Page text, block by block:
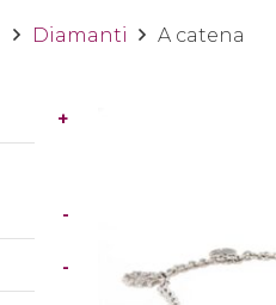
Diamanti A catena
+
-
-